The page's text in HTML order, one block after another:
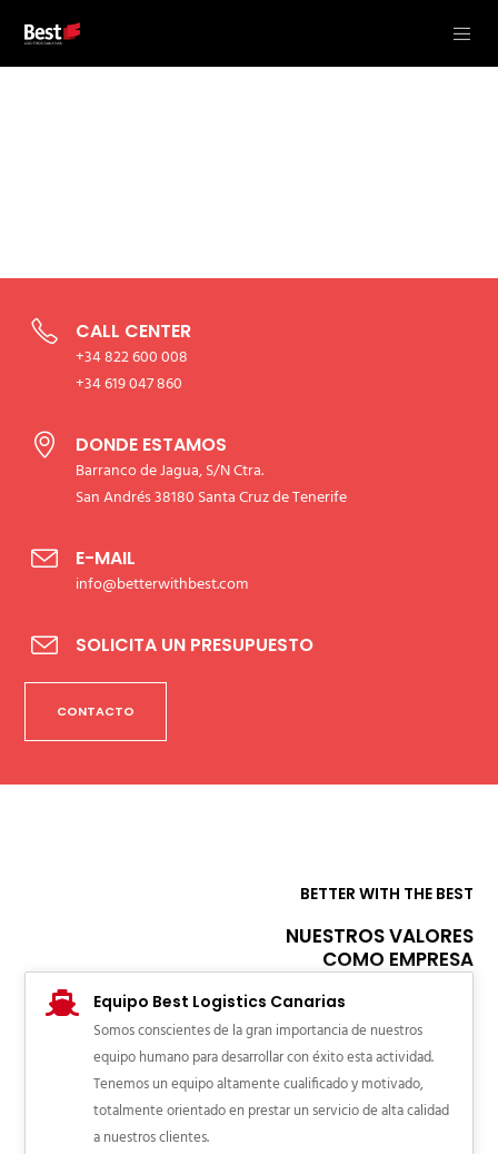
CALL CENTER
+34 822 600 008
+34 619 047 860
DONDE ESTAMOS
Barranco de Jagua, S/N Ctra.
San Andrés 38180 Santa Cruz de Tenerife
E-MAIL
info@betterwithbest.com
SOLICITA UN PRESUPUESTO
CONTACTO
BETTER WITH THE BEST
NUESTROS VALORES
COMO EMPRESA
Equipo Best Logistics Canarias
Somos conscientes de la gran importancia de nuestros
equipo humano para desarrollar con éxito esta actividad.
Tenemos un equipo altamente cualificado y motivado,
totalmente orientado en prestar un servicio de alta calidad
a nuestros clientes.